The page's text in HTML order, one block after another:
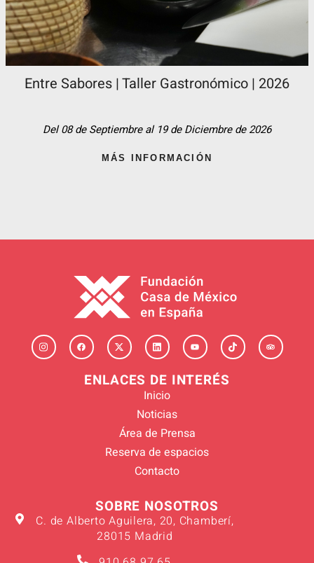
Entre Sabores | Taller Gastronómico | 2026
Del 08 de Septiembre al 19 de Diciembre de 2026
MÁS INFORMACIÓN
ENLACES DE INTERÉS
Inicio
Noticias
Área de Prensa
Reserva de espacios
Contacto
SOBRE NOSOTROS
C. de Alberto Aguilera, 20, Chamberí,
28015 Madrid